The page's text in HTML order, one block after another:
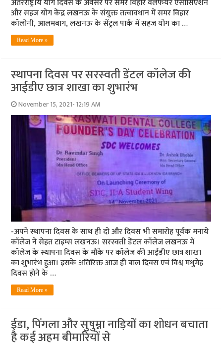
अंतरराष्ट्रीय योग दिवस के अवसर पर समर विहार वेलफेयर एसोसिएशन
और सहज योग केंद्र लखनऊ के संयुक्त तत्वावधान में समर विहार
कॉलोनी, आलमबाग, लखनऊ के सेंट्रल पार्क में सहज योग का …
Read More »
स्‍थापना दिवस पर सरस्‍वती डेंटल कॉलेज की
आईडीए छात्र शाखा का शुभारंभ
November 15, 2021- 12:19 AM
-अपने स्‍थापना दिवस के साथ ही दो और दिवस भी समारोह पूर्वक मनाये
कॉलेज ने सेहत टाइम्‍स लखनऊ। सरस्वती डेंटल कॉलेज लखनऊ में
कॉलेज के स्थापना दिवस के मौके पर कॉलेज की आईडीए छात्र शाखा
का शुभारंभ हुआ। इसके अतिरिक्त आज ही बाल दिवस एवं विश्व मधुमेह
दिवस होने के …
Read More »
ईडा, पिंगला और सुषुम्ना नाड़ियों का शोधन बचाता
है कई अहम बीमारियों से